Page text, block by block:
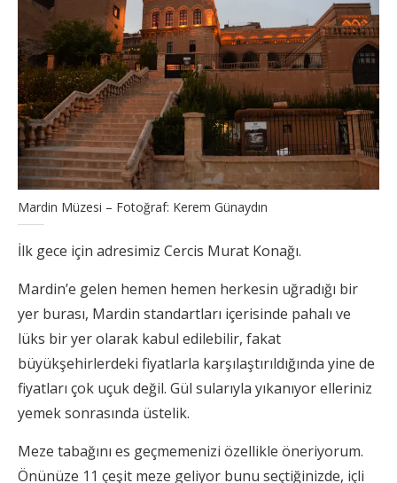
Mardin Müzesi – Fotoğraf: Kerem Günaydın
İlk gece için adresimiz Cercis Murat Konağı.
Mardin’e gelen hemen hemen herkesin uğradığı bir
yer burası, Mardin standartları içerisinde pahalı ve
lüks bir yer olarak kabul edilebilir, fakat
büyükşehirlerdeki fiyatlarla karşılaştırıldığında yine de
fiyatları çok uçuk değil. Gül sularıyla yıkanıyor elleriniz
yemek sonrasında üstelik.
Meze tabağını es geçmemenizi özellikle öneriyorum.
Önünüze 11 çeşit meze geliyor bunu seçtiğinizde, içli